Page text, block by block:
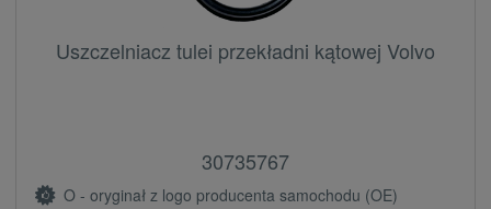
Uszczelniacz tulei przekładni kątowej Volvo
30735767
O - oryginał z logo producenta samochodu (OE)